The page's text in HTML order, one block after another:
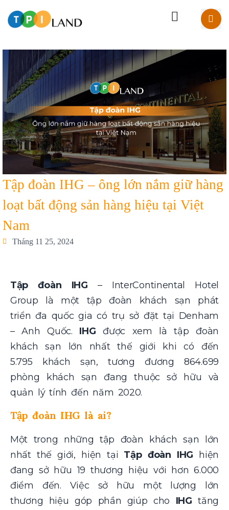
Tập đoàn IHG – ông lớn nắm giữ hàng
loạt bất động sản hàng hiệu tại Việt
Nam
Tháng 11 25, 2024
Tập đoàn IHG – InterContinental Hotel
Group là một tập đoàn khách sạn phát
triển đa quốc gia có trụ sở đặt tại Denham
– Anh Quốc. IHG được xem là tập đoàn
khách sạn lớn nhất thế giới khi có đến
5.795 khách sạn, tương đương 864.699
phòng khách sạn đang thuộc sở hữu và
quản lý tính đến năm 2020.
Tập đoàn IHG là ai?
Một trong những tập đoàn khách sạn lớn
nhất thế giới, hiện tại Tập đoàn IHG hiện
đang sở hữu 19 thương hiệu với hơn 6.000
điểm đến. Việc sở hữu một lượng lớn
thương hiệu góp phần giúp cho IHG tăng